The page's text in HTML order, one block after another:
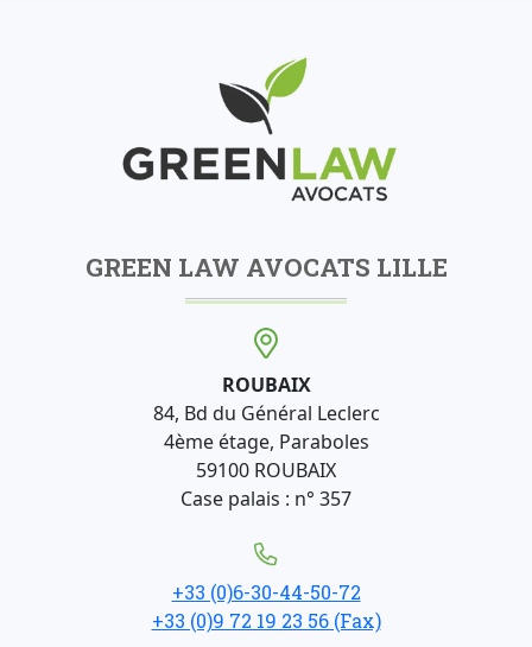
GREEN LAW AVOCATS LILLE
ROUBAIX
84, Bd du Général Leclerc
4ème étage, Paraboles
59100 ROUBAIX
Case palais : n° 357
+33 (0)6-30-44-50-72
+33 (0)9 72 19 23 56 (Fax)